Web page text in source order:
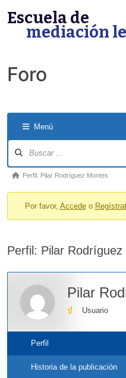
to
content
Escuela de
mediación
Foro
Menú
Navigation
Forum
You
here:
Perfil: Pilar Rodríguez Montes
Por favor, Accedeo
Perfil: Pilar Rodríguez
Pilar
Usuario
Perfil
Historia de la publicación